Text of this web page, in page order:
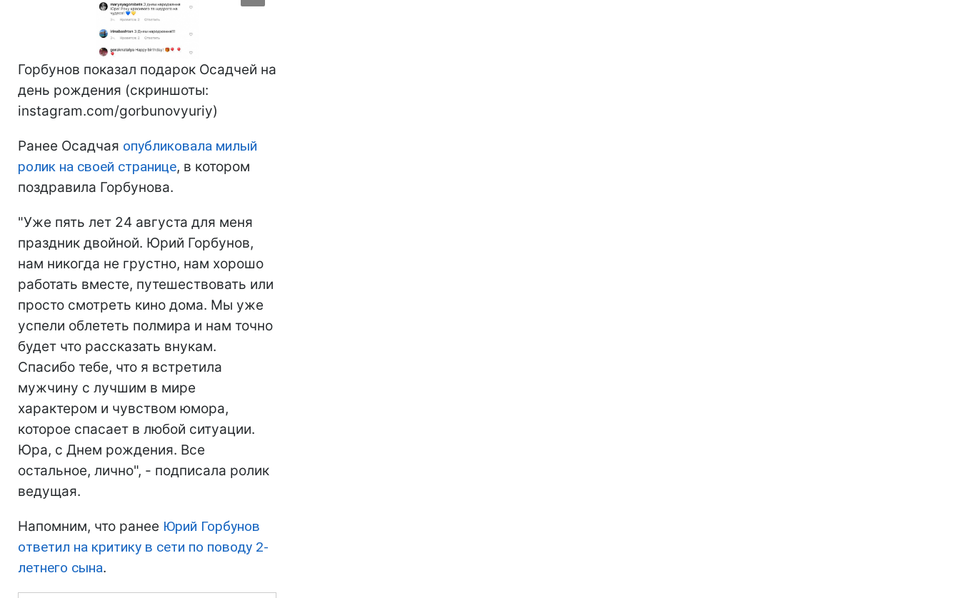
Горбунов показал подарок Осадчей на
день рождения (скриншоты:
instagram.com/gorbunovyuriy)
Ранее Осадчая опубликовала милый
ролик на своей странице, в котором
поздравила Горбунова.
"Уже пять лет 24 августа для меня
праздник двойной. Юрий Горбунов,
нам никогда не грустно, нам хорошо
работать вместе, путешествовать или
просто смотреть кино дома. Мы уже
успели облететь полмира и нам точно
будет что рассказать внукам.
Спасибо тебе, что я встретила
мужчину с лучшим в мире
характером и чувством юмора,
которое спасает в любой ситуации.
Юра, с Днем рождения. Все
остальное, лично", - подписала ролик
ведущая.
Напомним, что ранее Юрий Горбунов
ответил на критику в сети по поводу 2-
летнего сына.